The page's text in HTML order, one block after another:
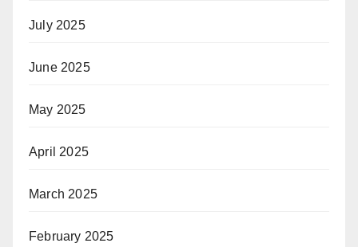
July 2025
June 2025
May 2025
April 2025
March 2025
February 2025